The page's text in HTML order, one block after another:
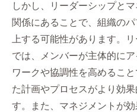
しかし、リーダーシップと
関係にあることで、組織の
上する可能性があります。
では、メンバーが主体的に
ワークや協調性を高めるこ
た計画やプロセスがより効
す。また、マネジメントが